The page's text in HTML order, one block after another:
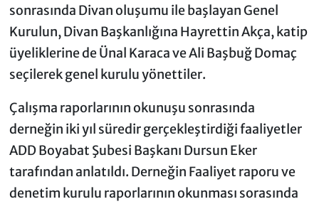
sonrasında Divan oluşumu ile başlayan Genel
Kurulun, Divan Başkanlığına Hayrettin Akça, katip
üyeliklerine de Ünal Karaca ve Ali Başbuğ Domaç
seçilerek genel kurulu yönettiler.
Çalışma raporlarının okunuşu sonrasında
derneğin iki yıl süredir gerçekleştirdiği faaliyetler
ADD Boyabat Şubesi Başkanı Dursun Eker
tarafından anlatıldı. Derneğin Faaliyet raporu ve
denetim kurulu raporlarının okunması sorasında